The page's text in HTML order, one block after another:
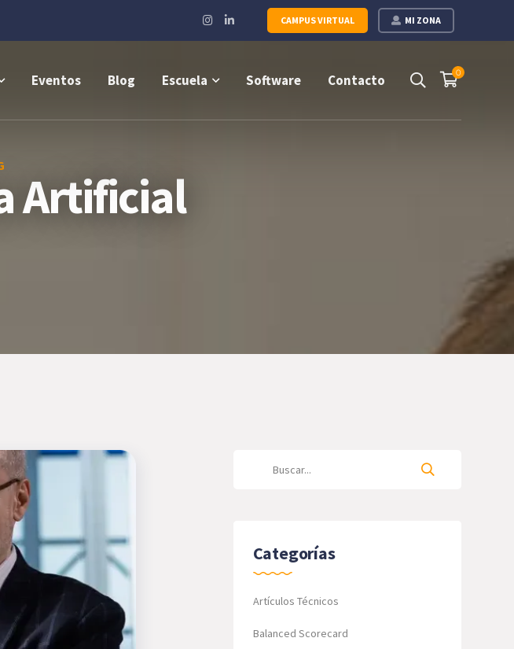
MI ZONA
CAMPUS VIRTUAL
Instagram
Profile
LinkedIn
Profile
0
Eventos Blog Escuela Software Contacto
Artificial
Categorías
Artículos Técnicos
Balanced Scorecard